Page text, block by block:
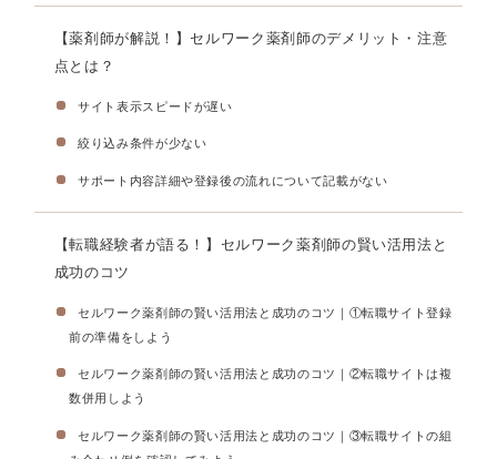
【薬剤師が解説！】セルワーク薬剤師のデメリット・注意
点とは？
サイト表示スピードが遅い
絞り込み条件が少ない
サポート内容詳細や登録後の流れについて記載がない
【転職経験者が語る！】セルワーク薬剤師の賢い活用法と
成功のコツ
セルワーク薬剤師の賢い活用法と成功のコツ｜①転職サイト登録
前の準備をしよう
セルワーク薬剤師の賢い活用法と成功のコツ｜②転職サイトは複
数併用しよう
セルワーク薬剤師の賢い活用法と成功のコツ｜③転職サイトの組